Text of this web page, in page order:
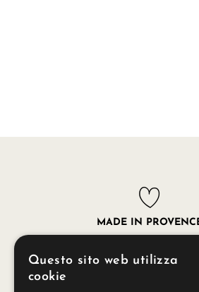
MADE IN
I nostri prodotti sono realizzati
nei nostri laboratori a
Questo sito web utilizza
cookie